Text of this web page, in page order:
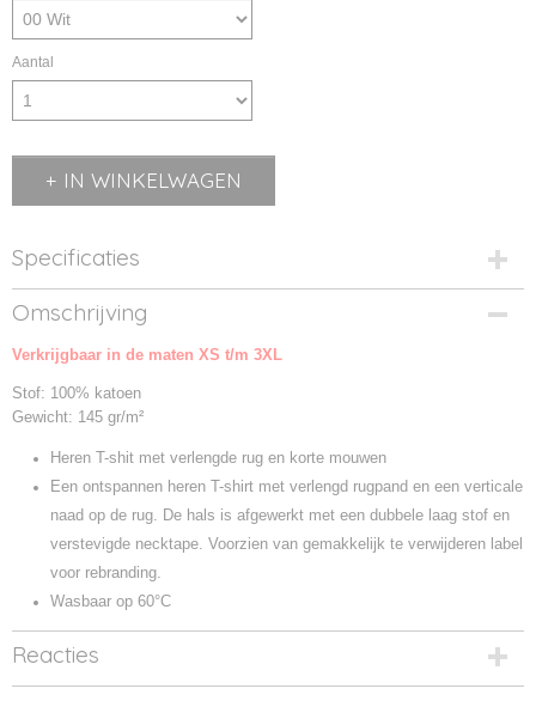
Aantal
IN WINKELWAGEN
Specificaties
Productcode
029006-00
Productcode leverancier
Omschrijving
Verkrijgbaar in de maten XS t/m 3XL
Stof: 100% katoen
Gewicht: 145 gr/m²
Heren T-shit met verlengde rug en korte mouwen
Een ontspannen heren T-shirt met verlengd rugpand en een verticale
naad op de rug. De hals is afgewerkt met een dubbele laag stof en
verstevigde necktape. Voorzien van gemakkelijk te verwijderen label
voor rebranding.
Wasbaar op 60°C
Reacties